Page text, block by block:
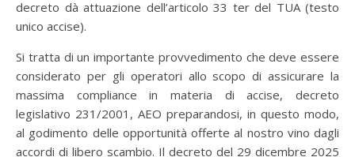
decreto dà attuazione dell’articolo 33 ter del TUA (testo
unico accise).
Si tratta di un importante provvedimento che deve essere
considerato per gli operatori allo scopo di assicurare la
massima compliance in materia di accise, decreto
legislativo 231/2001, AEO preparandosi, in questo modo,
al godimento delle opportunità offerte al nostro vino dagli
accordi di libero scambio. Il decreto del 29 dicembre 2025